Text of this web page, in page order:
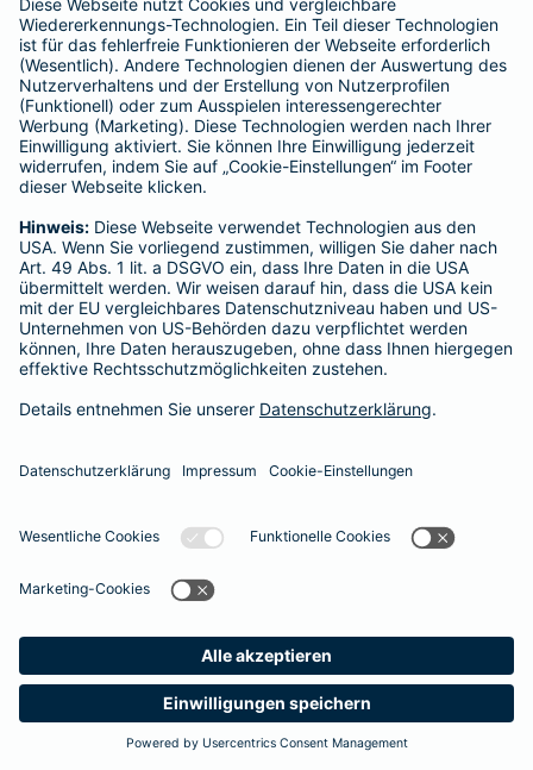
Suche Produkte
Barmenia
Schnelle Notfallversorgung bei Ernstfällen
gewährleisten
Der Dackel Balu macht für Leckerlies alles. Beim Gassigehen
frisst er leider eine mit Rasierklingen gespickte Wurst. Die
Notfalls nimmt der Tierarzt den 4-fachen GOT-Satz und Balus
Besitzer muss eine vierstellige Rechnung begleichen. Der
Basis-Schutz der Barmenia erstattet dieNotfallversorgung
im tierärztlichen Notdienstkomplett - ohne eine Begrenzung
der Jahreshöchstleistung für Operationen.